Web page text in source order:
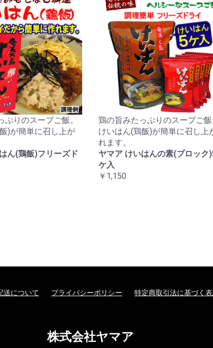
ぷりのスープご飯。
)が簡単に召し上が
ん(鶏飯)フリーズド
鶏の旨みたっぷりのスープご飯
けいはん(鶏飯)が簡単に召し上
れます。
ヤマア けいはんの素(ブロック
ケ入
￥1,150
送について プライバシーポリシー 特定商取引法に基づく
株式会社ヤマア